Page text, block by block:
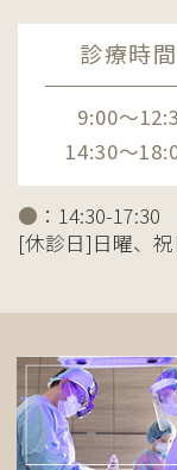
診療時間
9:00～
14:30～
● ：14:30-
[休診日]日曜、祝